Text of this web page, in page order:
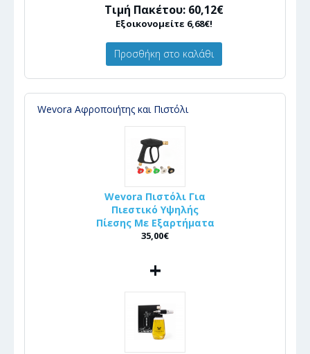
Τιμή Πακέτου: 60,12€
Εξοικονομείτε 6,68€!
Προσθήκη στο καλάθι
Wevora Αφροποιήτης και Πιστόλι
Wevora Πιστόλι Για
Πιεστικό Υψηλής
Πίεσης Με Εξαρτήματα
35,00€
+